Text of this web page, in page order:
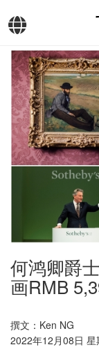
何鸿卿爵
画RMB
撰文：Ken NG
2022年12月08日